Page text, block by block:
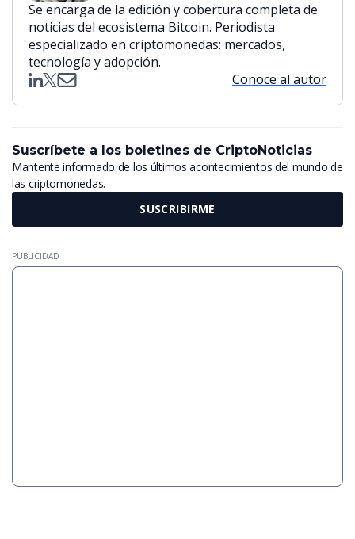
Se encarga de la edición y cobertura completa de
noticias del ecosistema Bitcoin. Periodista
especializado en criptomonedas: mercados,
tecnología y adopción.
Conoce al autor
Suscríbete a los boletines de CriptoNoticias
Mantente informado de los últimos acontecimientos del mundo de
las criptomonedas.
SUSCRIBIRME
PUBLICIDAD